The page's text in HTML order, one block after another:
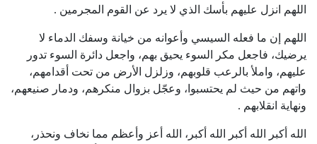
اللهم انزل عليهم بأسك الذي لا يرد عن القوم المجرمين .
اللهم إن ما فعله السيسي وأعوانه من خيانة وسفك الدماء لا
يرضيك، فاجعل مكر السوء يحيق بهم، واجعل دائرة السوء تدور
عليهم، واملأ بالرعب قلوبهم، وزلزل الأرض من تحت أقدامهم،
واتهم من حيث لم يحتسبوا، وعجّل بزوال منكرهم، ودمار صنيعهم،
ونهاية انقلابهم .
الله أكبر الله أكبر الله أكبر، الله أعز وأعظم مما نخاف ونحذر،